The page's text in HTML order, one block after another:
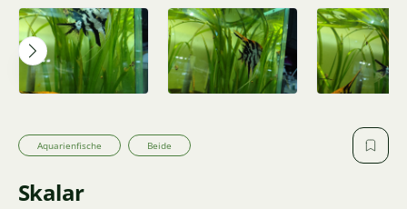
Aquarienfische Beide
Skalar